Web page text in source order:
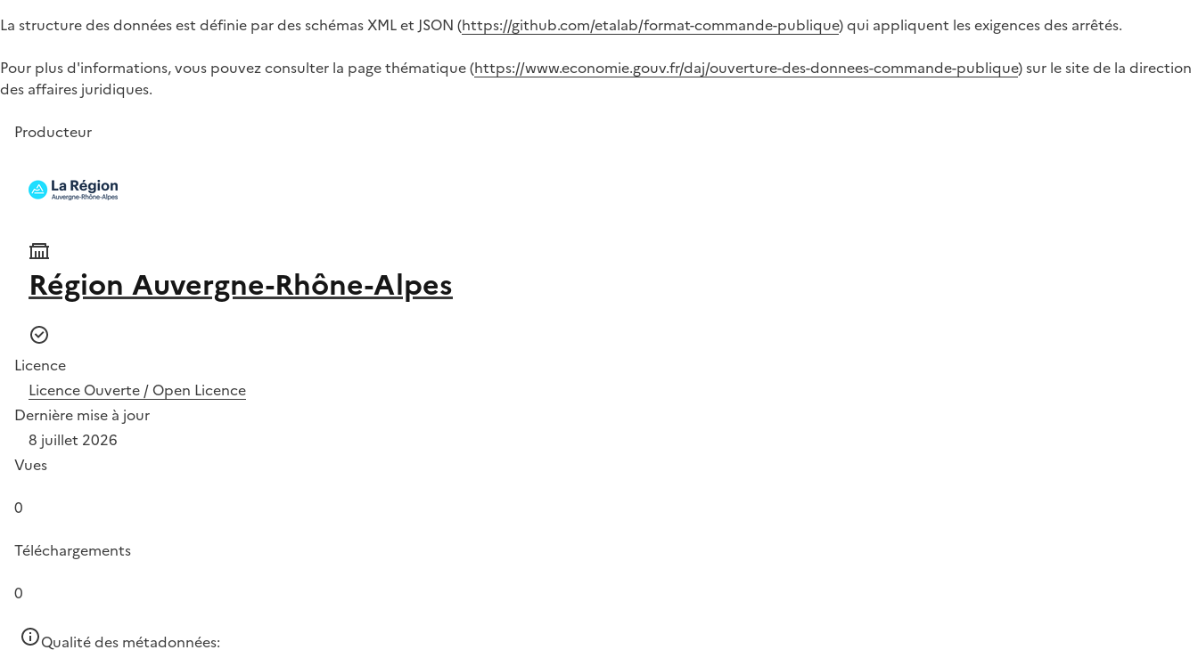
La structure des données est définie par des schémas XML et JSON (https://github.com/etalab/format-commande-publique) qui appliquent les exigences des arrêtés.
Pour plus d'informations, vous pouvez consulter la page thématique (https://www.economie.gouv.fr/daj/ouverture-des-donnees-commande-publique) sur le site de la direction
des affaires juridiques.
Producteur
Région Auvergne-Rhône-Alpes
Licence
Licence Ouverte / Open Licence
Dernière mise à jour
8 juillet 2026
Vues
0
Téléchargements
0
Qualité des métadonnées: